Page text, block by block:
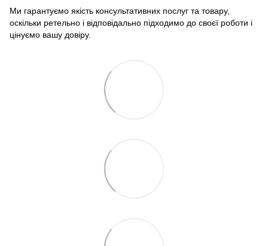
Ми гарантуємо якість консультативних послуг та товару,
оскільки ретельно і відповідально підходимо до своєї роботи і
цінуємо вашу довіру.